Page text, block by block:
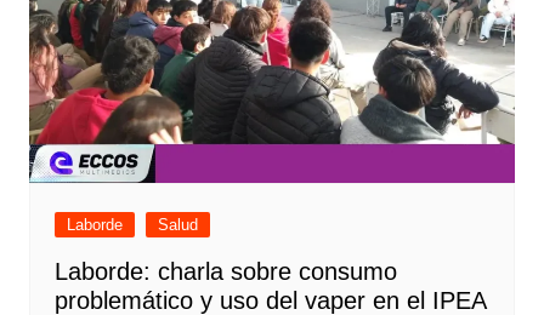
Laborde Salud
Laborde: charla sobre consumo
problemático y uso del vaper en el IPEA